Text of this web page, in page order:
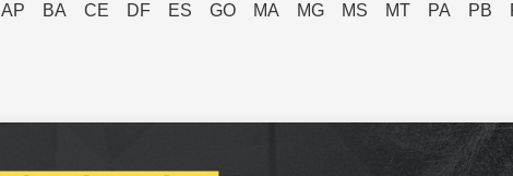
AP BA CE DF ES GO MA MG MS MT PA PB